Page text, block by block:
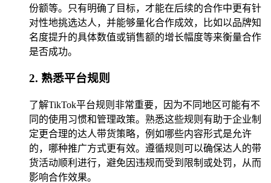
份额等。只有明确了目标，才能在后续的合作中更有针
对性地挑选达人，并能够量化合作成效，比如以品牌知
名度提升的具体数值或销售额的增长幅度等来衡量合作
是否成功。
2. 熟悉平台规则
了解TikTok平台规则非常重要，因为不同地区可能有不
同的使用习惯和管理政策。熟悉这些规则有助于企业制
定更合理的达人带货策略，例如哪些内容形式是允许
的，哪种推广方式更有效。遵循规则可以确保达人的带
货活动顺利进行，避免因违规而受到限制或处罚，从而
影响合作效果。